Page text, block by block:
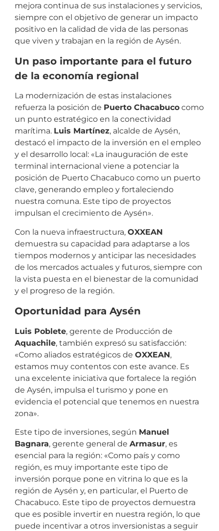
mejora continua de sus instalaciones y servicios,
siempre con el objetivo de generar un impacto
positivo en la calidad de vida de las personas
que viven y trabajan en la región de Aysén.
Un paso importante para el futuro
de la economía regional
La modernización de estas instalaciones
refuerza la posición de Puerto Chacabuco como
un punto estratégico en la conectividad
marítima. Luis Martínez, alcalde de Aysén,
destacó el impacto de la inversión en el empleo
y el desarrollo local: «La inauguración de este
terminal internacional viene a potenciar la
posición de Puerto Chacabuco como un puerto
clave, generando empleo y fortaleciendo
nuestra comuna. Este tipo de proyectos
impulsan el crecimiento de Aysén».
Con la nueva infraestructura, OXXEAN
demuestra su capacidad para adaptarse a los
tiempos modernos y anticipar las necesidades
de los mercados actuales y futuros, siempre con
la vista puesta en el bienestar de la comunidad
y el progreso de la región.
Oportunidad para Aysén
Luis Poblete, gerente de Producción de
Aquachile, también expresó su satisfacción:
«Como aliados estratégicos de OXXEAN,
estamos muy contentos con este avance. Es
una excelente iniciativa que fortalece la región
de Aysén, impulsa el turismo y pone en
evidencia el potencial que tenemos en nuestra
zona».
Este tipo de inversiones, según Manuel
Bagnara, gerente general de Armasur, es
esencial para la región: «Como país y como
región, es muy importante este tipo de
inversión porque pone en vitrina lo que es la
región de Aysén y, en particular, el Puerto de
Chacabuco. Este tipo de proyectos demuestra
que es posible invertir en nuestra región, lo que
puede incentivar a otros inversionistas a seguir